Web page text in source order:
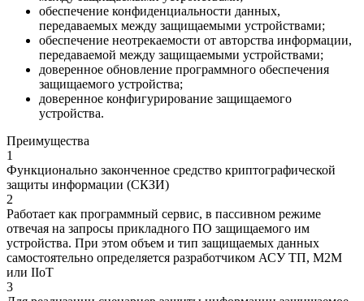
обеспечение конфиденциальности данных,
передаваемых между защищаемыми устройствами;
обеспечение неотрекаемости от авторства информации,
передаваемой между защищаемыми устройствами;
доверенное обновление программного обеспечения
защищаемого устройства;
доверенное конфигурирование защищаемого
устройства.
Преимущества
1
Функционально законченное средство криптографической
защиты информации (СКЗИ)
2
Работает как программный сервис, в пассивном режиме
отвечая на запросы прикладного ПО защищаемого им
устройства. При этом объем и тип защищаемых данных
самостоятельно определяется разработчиком АСУ ТП, M2M
или IIoT
3